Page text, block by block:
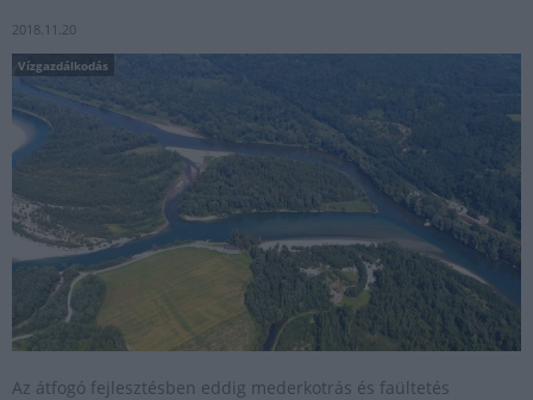
2018.11.20
Vízgazdálkodás
Az átfogó fejlesztésben eddig mederkotrás és faültetés